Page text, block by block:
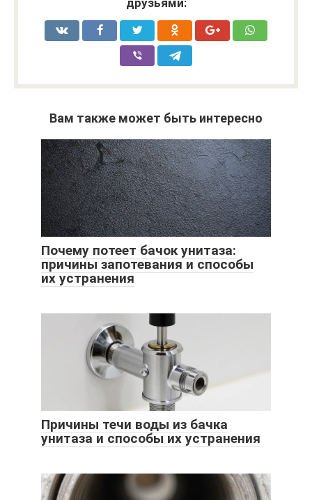
друзьями:
Вам также может быть интересно
Почему потеет бачок унитаза:
причины запотевания и способы
их устранения
Причины течи воды из бачка
унитаза и способы их устранения